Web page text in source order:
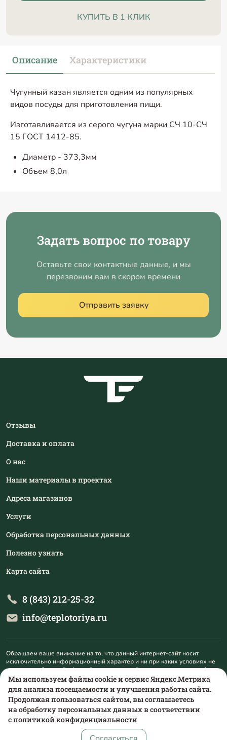
КУПИТЬ В 1 КЛИК
Описание Характеристики
Чугунный казан является одним из популярных
видов посуды для приготовления пищи.
Изготавливается из серого чугуна марки СЧ 10-СЧ
15 ГОСТ 1412-85.
Диаметр - 373,3мм
Объем 8,0л
Задать вопрос по товару
Оставьте свои контактные данные, и мы
перезвоним вам в скором времени
Отправить заявку
Отзывы
Доставка и оплата
О нас
Наши материалы в проектах
Адреса магазинов
Услуги
Обработка персональных данных
Полезно узнать
Карта сайта
8 (843) 212-25-32
info@teplotoriya.ru
Обращаем ваше внимание на то, что данный интернет-сайт носит
исключительно информационный характер и ни при каких условиях не
является публичной офертой, определяемой положениями пункта 1
статьи 437 Гражданского кодекса Российской Федерации. Для
получения подробной информации о наличии и стоимости указанных
товаров и (или) услуг, пожалуйста, обращайтесь на mail@teplotoriya.ru.
Мы используем файлы cookie и сервис Яндекс.Метрика
для анализа посещаемости и улучшения работы сайта.
Продолжая пользоваться сайтом, вы соглашаетесь
на обработку персональных данных в соответствии
сполитикой конфиденциальности